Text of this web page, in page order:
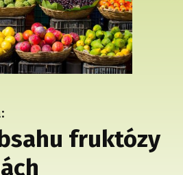
fruktózy